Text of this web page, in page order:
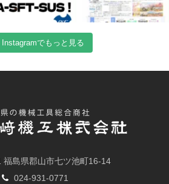
Instagramでもっと見る
福島県郡山市七ツ池町16-14
024-931-0771